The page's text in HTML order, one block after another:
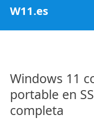
Saltar
W11.es
Windows 11
portable en
completa